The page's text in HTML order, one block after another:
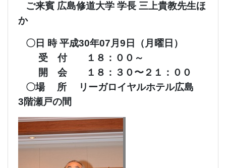
ご来賓 広島修道大学 学長 三上貴教先生ほ
か
〇日 時 平成30年07月9日（月曜日）
受 付 １８：００～
開 会 １８：３０〜２１：００
〇場 所 リーガロイヤルホテル広島
3階瀬戸の間